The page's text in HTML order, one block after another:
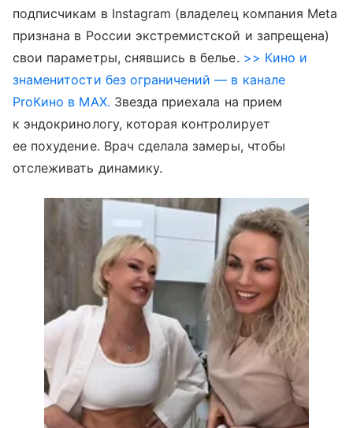
подписчикам в Instagram (владелец компания Meta
признана в России экстремистской и запрещена)
свои параметры, снявшись в белье. >> Кино и
знаменитости без ограничений — в канале
ProКино в MAX. Звезда приехала на прием
к эндокринологу, которая контролирует
ее похудение. Врач сделала замеры, чтобы
отслеживать динамику.